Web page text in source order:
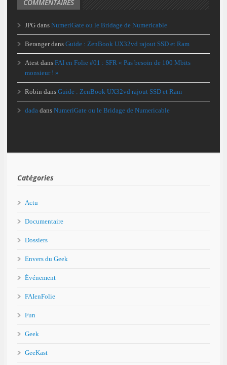
COMMENTAIRES
JPG dans NumeriGate ou le Bridage de Numericable
Berangerdans Guide : ZenBook UX32vd rajout SSD et Ram
Atest dans FAI en Folie #01 : SFR « Pas besoin de 100 Mbits
monsieur ! »
Robin dans Guide : ZenBook UX32vd rajout SSD et Ram
dada dans NumeriGate ou le Bridage de Numericable
Catégories
Actu
Documentaire
Dossiers
Envers du Geek
Événement
FAIenFolie
Fun
Geek
GeeKast